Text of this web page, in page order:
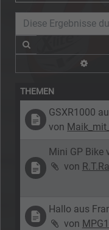
THEMEN
GSXR1000
von
Mini GP Bike
von
Hallo aus
von